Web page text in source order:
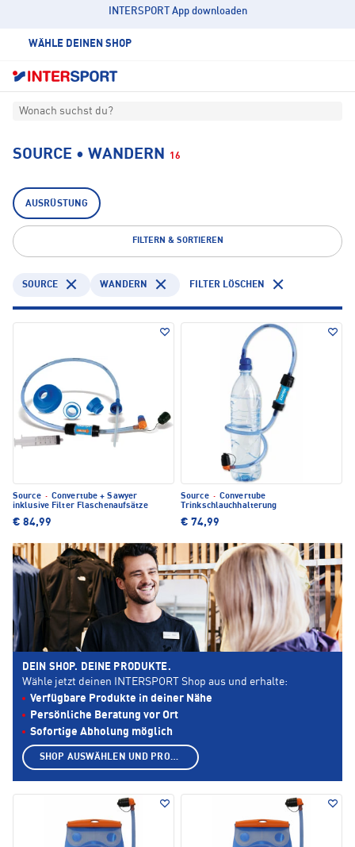
INTERSPORT App downloaden
WÄHLE DEINEN SHOP
Wonach suchst du?
SOURCE • WANDERN 16
AUSRÜSTUNG
FILTERN & SORTIEREN
SOURCE WANDERN FILTER LÖSCHEN
Source · Convertube + Sawyer
inklusive Filter Flaschenaufsätze
€ 84,99
Source · Convertube
Trinkschlauchhalterung
€ 74,99
DEIN SHOP. DEINE PRODUKTE.
Wähle jetzt deinen INTERSPORT Shop aus und erhalte:
Verfügbare Produkte in deiner Nähe
Persönliche Beratung vor Ort
Sofortige Abholung möglich
SHOP AUSWÄHLEN UND PRODUKTE ANZEIGEN